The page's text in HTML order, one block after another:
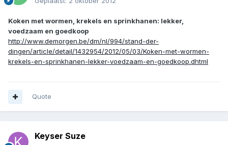
Koken met wormen, krekels en sprinkhanen: lekker,
voedzaam en goedkoop
http://www.demorgen.be/dm/nl/994/stand-der-
dingen/article/detail/1432954/2012/05/03/Koken-met-wormen-
krekels-en-sprinkhanen-lekker-voedzaam-en-goedkoop.dhtml
Quote
Keyser Suze